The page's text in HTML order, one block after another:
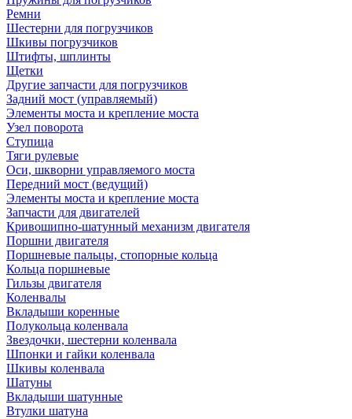
Ремни
Шестерни для погрузчиков
Шкивы погрузчиков
Штифты, шплинты
Щетки
Другие запчасти для погрузчиков
Задний мост (управляемый)
Элементы моста и крепление моста
Узел поворота
Ступица
Тяги рулевые
Оси, шкворни управляемого моста
Передний мост (ведущий)
Элементы моста и крепление моста
Запчасти для двигателей
Кривошипно-шатунный механизм двигателя
Поршни двигателя
Поршневые пальцы, стопорные кольца
Кольца поршневые
Гильзы двигателя
Коленвалы
Вкладыши коренные
Полукольца коленвала
Звездочки, шестерни коленвала
Шпонки и гайки коленвала
Шкивы коленвала
Шатуны
Вкладыши шатунные
Втулки шатуна